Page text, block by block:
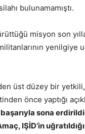
bulunamamıştı.
misyon son
yenilgiye
üst düzey bir
önce yaptığı
sona
IŞİD’in